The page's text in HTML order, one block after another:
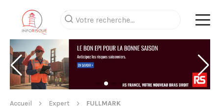
Accueil Expert FULLMARK